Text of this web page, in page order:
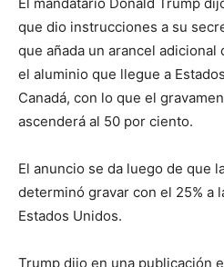
que dio instrucciones a su
que añada un arancel adicional
el aluminio que llegue a
Canadá, con lo que el
ascenderá al 50 por ciento.
El anuncio se da luego de que
determinó gravar con el 25% a
Estados Unidos.
Trump dijo en una publicación